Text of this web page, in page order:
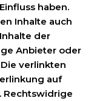
haben.
Inhalte auch
der
Anbieter oder
verlinkten
auf
Rechtswidrige